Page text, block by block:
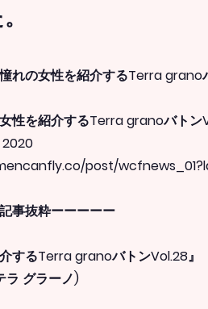
れの女性を紹介するTerra grano
性を紹介するTerra granoバトン
post/
事抜粋ーーーーー
するTerra granoバトンVol.28』
グラーノ)